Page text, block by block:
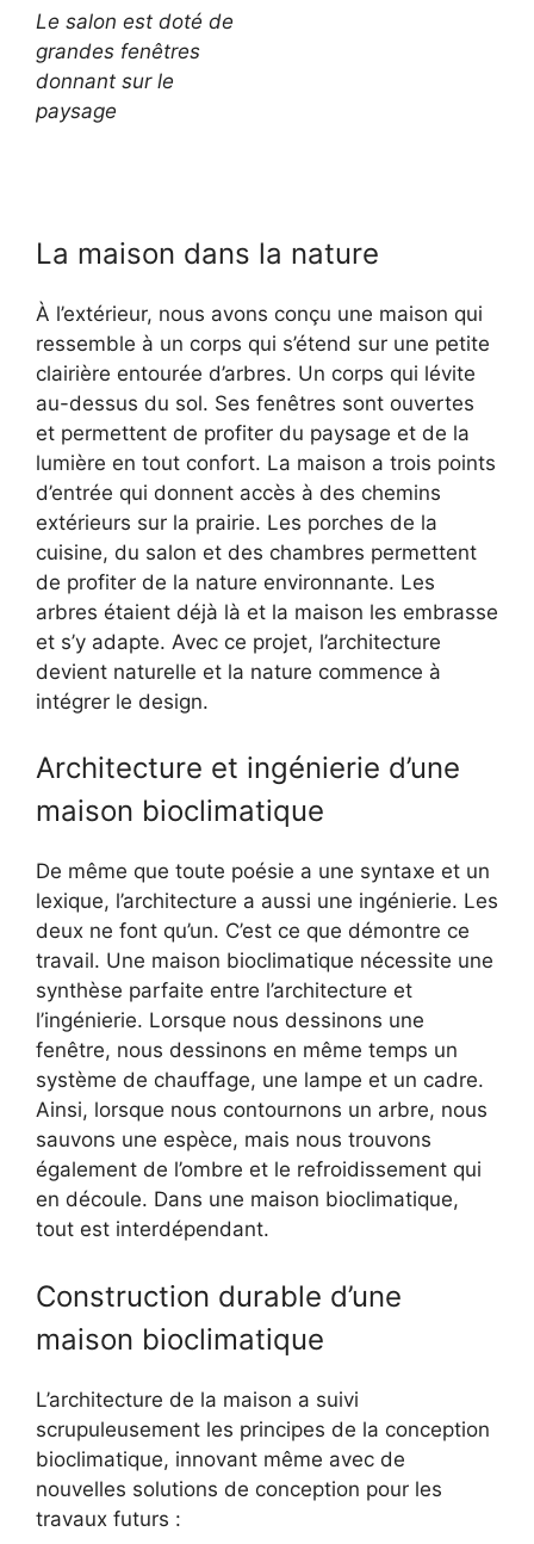
Le salon est doté de
grandes fenêtres
donnant sur le
paysage
La maison dans la nature
À l’extérieur, nous avons conçu une maison qui
ressemble à un corps qui s’étend sur une petite
clairière entourée d’arbres. Un corps qui lévite
au-dessus du sol. Ses fenêtres sont ouvertes
et permettent de profiter du paysage et de la
lumière en tout confort. La maison a trois points
d’entrée qui donnent accès à des chemins
extérieurs sur la prairie. Les porches de la
cuisine, du salon et des chambres permettent
de profiter de la nature environnante. Les
arbres étaient déjà là et la maison les embrasse
et s’y adapte. Avec ce projet, l’architecture
devient naturelle et la nature commence à
intégrer le design.
Architecture et ingénierie d’une
maison bioclimatique
De même que toute poésie a une syntaxe et un
lexique, l’architecture a aussi une ingénierie. Les
deux ne font qu’un. C’est ce que démontre ce
travail. Une maison bioclimatique nécessite une
synthèse parfaite entre l’architecture et
l’ingénierie. Lorsque nous dessinons une
fenêtre, nous dessinons en même temps un
système de chauffage, une lampe et un cadre.
Ainsi, lorsque nous contournons un arbre, nous
sauvons une espèce, mais nous trouvons
également de l’ombre et le refroidissement qui
en découle. Dans une maison bioclimatique,
tout est interdépendant.
Construction durable d’une
maison bioclimatique
L’architecture de la maison a suivi
scrupuleusement les principes de la conception
bioclimatique, innovant même avec de
nouvelles solutions de conception pour les
travaux futurs :